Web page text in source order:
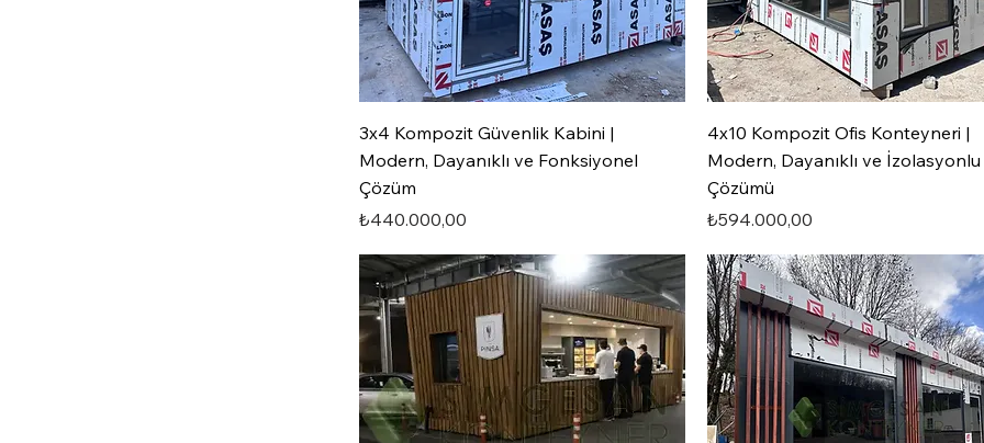
3x4 Kompozit Güvenlik Kabini |
Modern, Dayanıklı ve Fonksiyonel
Çözüm
Fiyat
₺440.000,00
4x10 Kompozit Ofis Konteyneri |
Modern, Dayanıklı ve
Çözümü
Fiyat
₺594.000,00